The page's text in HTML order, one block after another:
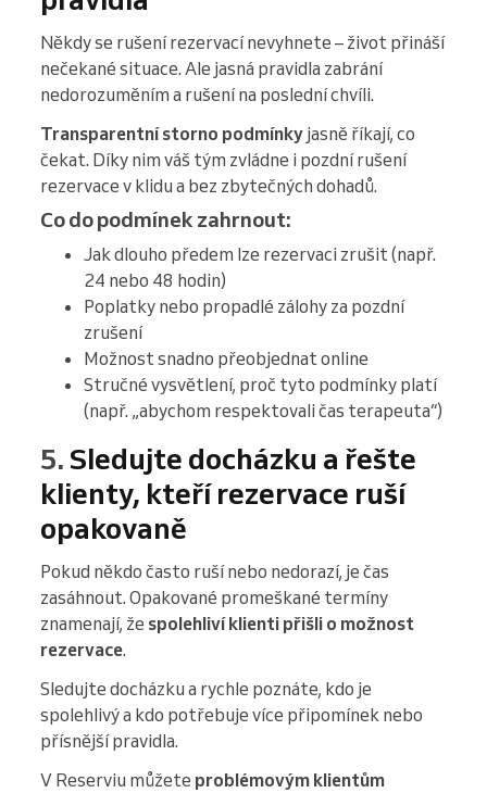
Někdy se rušení rezervací nevyhnete – život přináší
nečekané situace. Ale jasná pravidla zabrání
nedorozuměním a rušení na poslední chvíli.
Transparentní storno podmínky jasně říkají, co
čekat. Díky nim váš tým zvládne i pozdní rušení
rezervace v klidu a bez zbytečných dohadů.
Co do podmínek zahrnout:
Jak dlouho předem lze rezervaci zrušit (např.
24 nebo 48 hodin)
Poplatky nebo propadlé zálohy za pozdní
zrušení
Možnost snadno přeobjednat online
Stručné vysvětlení, proč tyto podmínky platí
(např. „abychom respektovali čas terapeuta“)
5.Sledujte docházku a řešte
klienty, kteří rezervace ruší
opakovaně
Pokud někdo často ruší nebo nedorazí, je čas
zasáhnout. Opakované promeškané termíny
znamenají, že spolehliví klienti přišli o možnost
rezervace.
Sledujte docházku a rychle poznáte, kdo je
spolehlivý a kdo potřebuje více připomínek nebo
přísnější pravidla.
V Reserviu můžete problémovým klientům